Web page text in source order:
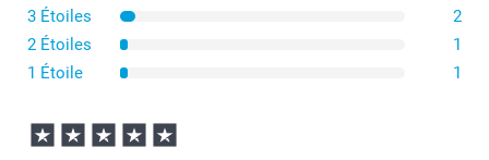
3 Étoiles
2
2 Étoiles
1
1 Étoile
1